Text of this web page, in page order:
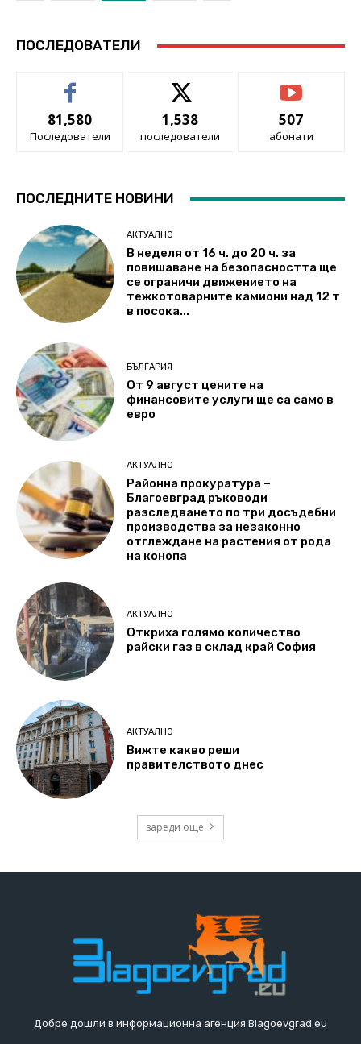
ПОСЛЕДОВАТЕЛИ
81,580
Последователи
1,538
последователи
507
абонати
ПОСЛЕДНИТЕ НОВИНИ
АКТУАЛНО
В неделя от 16 ч. до 20 ч. за
повишаване на безопасността ще
се ограничи движението на
тежкотоварните камиони над 12 т
в посока...
БЪЛГАРИЯ
От 9 август цените на
финансовите услуги ще са само в
евро
АКТУАЛНО
Районна прокуратура –
Благоевград ръководи
разследването по три досъдебни
производства за незаконно
отглеждане на растения от рода
на конопа
АКТУАЛНО
Откриха голямо количество
райски газ в склад край София
АКТУАЛНО
Вижте какво реши
правителството днес
зареди още
Добре дошли в информационна агенция Blagoevgrad.eu